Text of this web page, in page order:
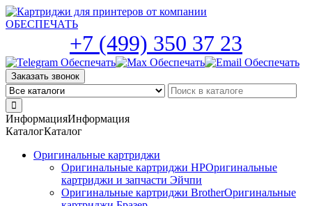
Skip
to
+7 (499) 350 37 23
Заказать звонок
ИнформацияИнформация
КаталогКаталог
Оригинальные картриджи
Оригинальные картриджи HPОригинальные
картриджи и запчасти Эйчпи
Оригинальные картриджи BrotherОригинальные